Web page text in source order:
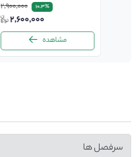
10.3%
2,900,000
2,600,000
مشاهده
سرفصل ها